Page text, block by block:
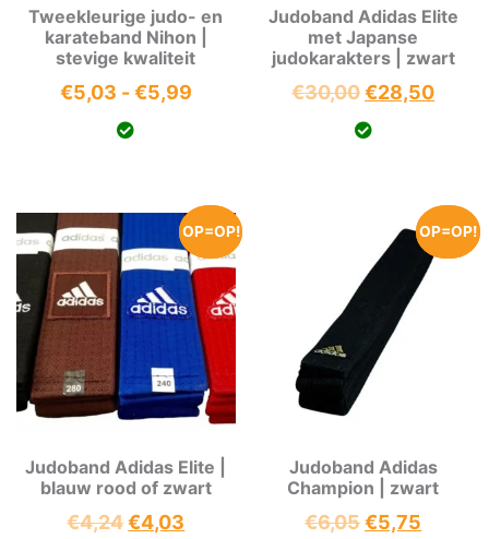
Tweekleurige judo- en
karateband Nihon |
stevige kwaliteit
€5,03 -€5,99Prijsklasse:
Judoband Adidas Elite
met Japanse
judokarakters | zwart
€30,00
prijs
€28,50
OP=OP!
OP=OP!
Judoband Adidas Elite |
blauw rood of zwart
€4,24Oorspronkelijke
€4,03
OP=OP!
OP=OP!
Judoband Adidas
Champion | zwart
€6,05€5,75